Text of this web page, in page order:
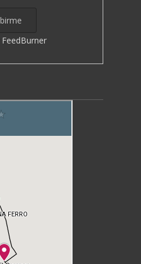
FeedBurner